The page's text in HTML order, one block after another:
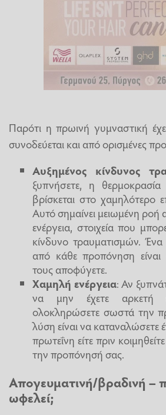
Παρότι η πρωινή γυμναστική
συνοδεύεται και από ορισμένες
Αυξημένος κίνδυνος
ξυπνήσετε, η
βρίσκεται στο χαμηλότερο
Αυτό σημαίνει μειωμένη ροή
ενέργεια, στοιχεία που
κίνδυνο τραυματισμών.
από κάθε προπόνηση είναι
τους αποφύγετε.
Χαμηλή ενέργεια: Αν
να μην έχετε αρκετή
ολοκληρώσετε σωστά την
λύση είναι να καταναλώσετε
πρωτεΐνη είτε πριν
την προπόνησή σας.
Απογευματινή/βραδινή –
ωφελεί;